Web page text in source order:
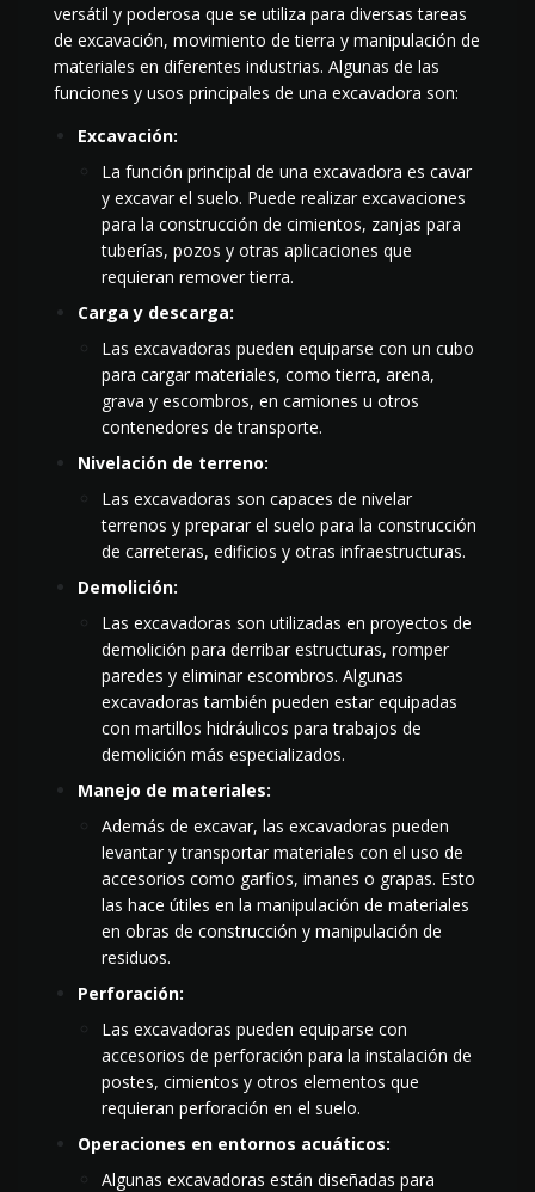
versátil y poderosa que se utiliza para diversas tareas
de excavación, movimiento de tierra y manipulación de
materiales en diferentes industrias. Algunas de las
funciones y usos principales de una excavadora son:
Excavación:
La función principal de una excavadora es cavar
y excavar el suelo. Puede realizar excavaciones
para la construcción de cimientos, zanjas para
tuberías, pozos y otras aplicaciones que
requieran remover tierra.
Carga y descarga:
Las excavadoras pueden equiparse con un cubo
para cargar materiales, como tierra, arena,
grava y escombros, en camiones u otros
contenedores de transporte.
Nivelación de terreno:
Las excavadoras son capaces de nivelar
terrenos y preparar el suelo para la construcción
de carreteras, edificios y otras infraestructuras.
Demolición:
Las excavadoras son utilizadas en proyectos de
demolición para derribar estructuras, romper
paredes y eliminar escombros. Algunas
excavadoras también pueden estar equipadas
con martillos hidráulicos para trabajos de
demolición más especializados.
Manejo de materiales:
Además de excavar, las excavadoras pueden
levantar y transportar materiales con el uso de
accesorios como garfios, imanes o grapas. Esto
las hace útiles en la manipulación de materiales
en obras de construcción y manipulación de
residuos.
Perforación:
Las excavadoras pueden equiparse con
accesorios de perforación para la instalación de
postes, cimientos y otros elementos que
requieran perforación en el suelo.
Operaciones en entornos acuáticos:
Algunas excavadoras están diseñadas para